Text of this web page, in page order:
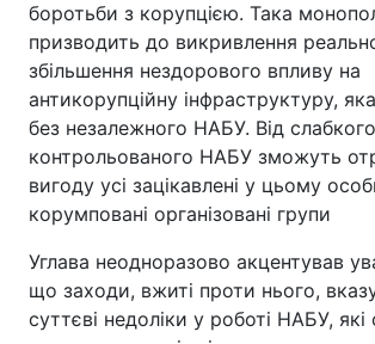
боротьби з корупцією. Така
призводить до викривлення
збільшення нездорового впливу на
антикорупційну інфраструктуру,
без незалежного НАБУ. Від
контрольованого НАБУ зможуть
вигоду усі зацікавлені у цьому
корумповані організовані групи
Углава неодноразово акцентував
що заходи, вжиті проти нього,
суттєві недоліки у роботі НАБУ, які